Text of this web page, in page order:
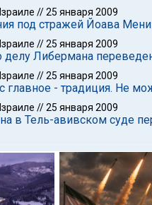
//25 января 2009
под стражей Йоава Мени
//25 января 2009
делу Либермана
//25 января 2009
главное - традиция. Не
//25 января 2009
в Тель-авивском суде